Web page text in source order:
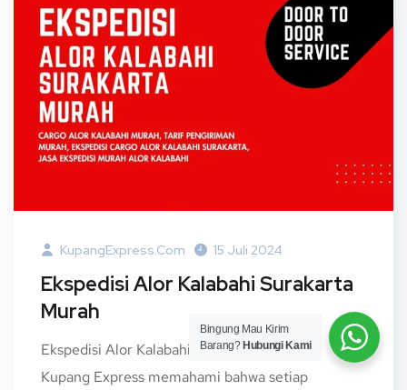
KupangExpress.com 15 Juli 2024
Ekspedisi Alor Kalabahi Surakarta
Murah
Ekspedisi Alor Kalabahi Surakarta Murah –
Kupang Express memahami bahwa setiap
Bingung Mau Kirim
Barang? Hubungi Kami